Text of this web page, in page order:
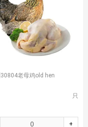
30804老母鸡old hen
只
+